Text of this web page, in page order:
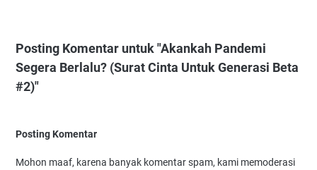
Posting Komentar untuk "Akankah Pandemi
Segera Berlalu? (Surat Cinta Untuk Generasi Beta
#2)"
Posting Komentar
Mohon maaf, karena banyak komentar spam, kami memoderasi